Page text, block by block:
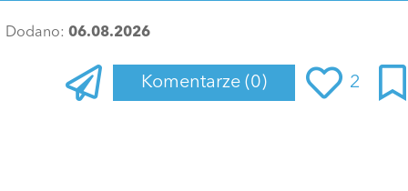
Dodano: 06.08.2026
Komentarze (0) 2